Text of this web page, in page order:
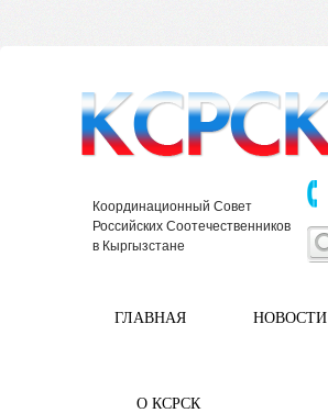
Координационный Совет
Российских Соотечественников
в Кыргызстане
ГЛАВНАЯ НОВОСТИ
О КСРСК